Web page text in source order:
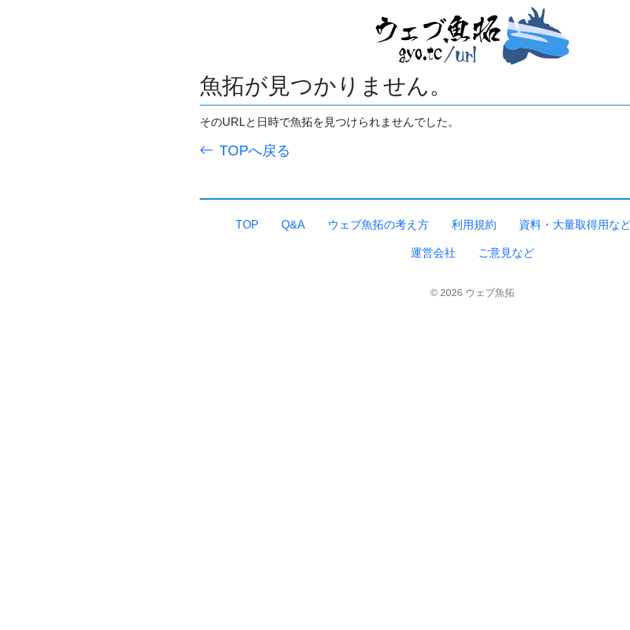
魚拓が見つかりません。
そのURLと日時で魚拓を見つけられませんでした。
TOPへ戻る
TOP Q&A ウェブ魚拓の考え方 利用規約 資料・大量取得用な
運営会社 ご意見など
© 2026 ウェブ魚拓